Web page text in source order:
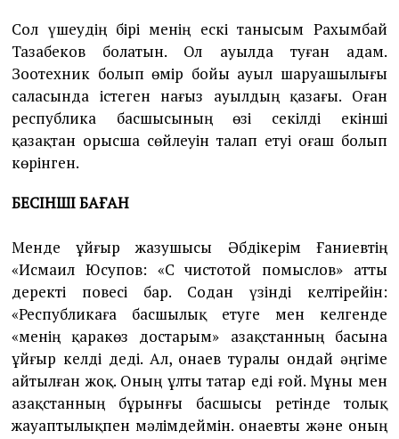
Сол үшеудің бірі менің ескі танысым Рахымбай
Тазабеков болатын. Ол ауылда туған адам.
Зоотехник болып өмір бойы ауыл шаруашылығы
саласында істеген нағыз ауылдың қазағы. Оған
республика басшысының өзі секілді екінші
қазақтан орысша сөйлеуін талап етуі оғаш болып
көрінген.
БЕСІНШІ БАҒАН
Менде ұйғыр жазушысы Әбдікерім Ғаниевтің
«Исмаил Юсупов: «С чистотой помыслов» атты
деректі повесі бар. Содан үзінді келтірейін:
«Республикаға басшылық етуге мен келгенде
«менің қаракөз достарым» Қазақстанның басына
ұйғыр келді деді. Ал, Қонаев туралы ондай әңгіме
айтылған жоқ. Оның ұлты татар еді ғой. Мұны мен
Қазақстанның бұрынғы басшысы ретінде толық
жауаптылықпен мәлімдеймін. Қонаевты және оның